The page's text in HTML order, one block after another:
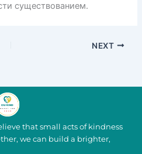
существованием.
NEXT
that small acts of kindness
we can build a brighter,